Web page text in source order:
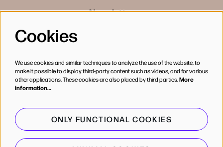
Newsletter
Cookies
We use cookies and similar techniques to analyze the use of the website, to
make it possible to display third-party content such as videos, and for various
other applications. These cookies are also placed by third parties.More
information…
ONLY FUNCTIONAL COOKIES